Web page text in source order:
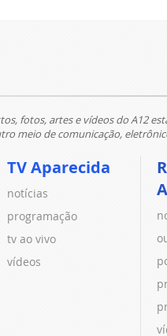
fotos, artes e vídeos do A12
meio de comunicação,
TV Aparecida
notícias
programação
tv ao vivo
vídeos